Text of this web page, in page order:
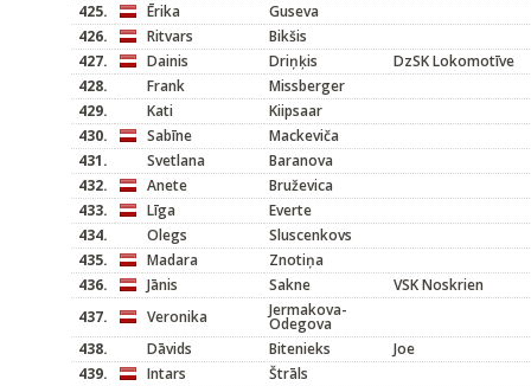
425.
Ērika
Guseva
426.
Ritvars
Bikšis
427.
Dainis Driņķis
DzSK Lokomotīve
428.
Frank
Missberger
429.
Kati
Kiipsaar
430.
Sabīne
Mackeviča
431.
Svetlana
Baranova
432.
Anete
Bruževica
433.
Līga
Everte
434.
Olegs
Sluscenkovs
435.
Madara
Znotiņa
436.
Jānis Sakne
VSK Noskrien
437.
Veronika Jermakova-
Odegova
438.
Dāvids Bitenieks
Joe
439.
Intars
Štrāls